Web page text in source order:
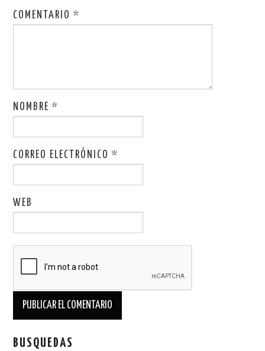
COMENTARIO*
NOMBRE*
CORREO ELECTRÓNICO*
WEB
BUSQUEDAS